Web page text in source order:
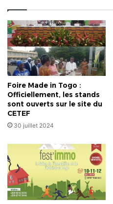
Foire Made in Togo :
Officiellement, les stands
sont ouverts sur le site du
CETEF
30 juillet 2024